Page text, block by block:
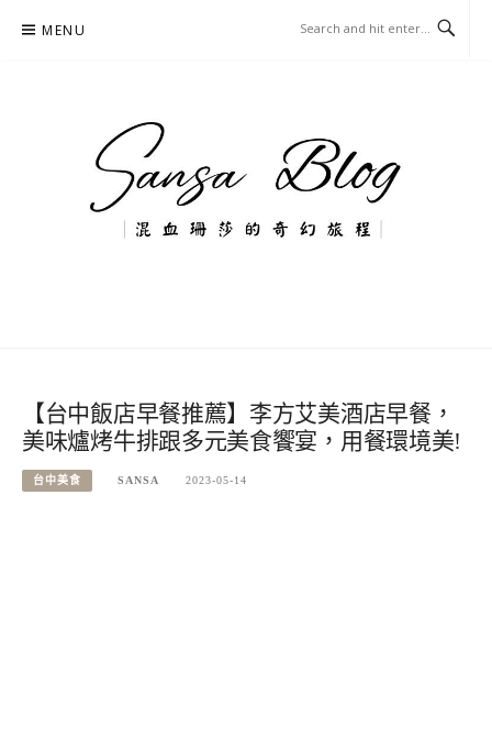
MENU
【台中飯店早餐推薦】李方艾美酒店早餐，
美味爐烤牛排跟多元美食饗宴，用餐環境美!
台中美食 SANSA 2023-05-14